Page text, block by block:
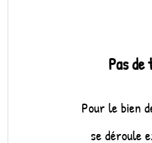
Pas
Pour le bien
se déroule